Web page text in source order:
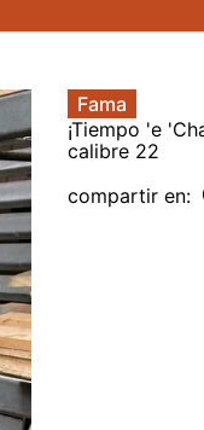
Fama
¡Tiempo 'e
calibre 22
compartir en: